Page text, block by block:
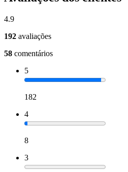
4.9
192 avaliações
58 comentários
5
182
4
8
3